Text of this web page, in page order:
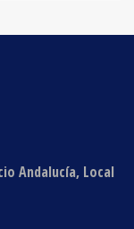
Andalucía, Local